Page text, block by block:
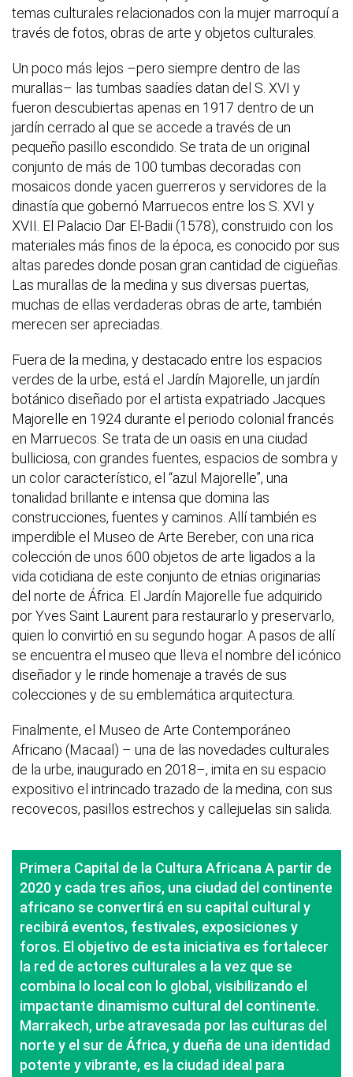
temas culturales relacionados con la mujer marroquí a
través de fotos, obras de arte y objetos culturales.
Un poco más lejos –pero siempre dentro de las
murallas– las tumbas saadíes datan del S. XVI y
fueron descubiertas apenas en 1917 dentro de un
jardín cerrado al que se accede a través de un
pequeño pasillo escondido. Se trata de un original
conjunto de más de 100 tumbas decoradas con
mosaicos donde yacen guerreros y servidores de la
dinastía que gobernó Marruecos entre los S. XVI y
XVII. El Palacio Dar El-Badii (1578), construido con los
materiales más finos de la época, es conocido por sus
altas paredes donde posan gran cantidad de cigüeñas.
Las murallas de la medina y sus diversas puertas,
muchas de ellas verdaderas obras de arte, también
merecen ser apreciadas.
Fuera de la medina, y destacado entre los espacios
verdes de la urbe, está el Jardín Majorelle, un jardín
botánico diseñado por el artista expatriado Jacques
Majorelle en 1924 durante el periodo colonial francés
en Marruecos. Se trata de un oasis en una ciudad
bulliciosa, con grandes fuentes, espacios de sombra y
un color característico, el “azul Majorelle”, una
tonalidad brillante e intensa que domina las
construcciones, fuentes y caminos. Allí también es
imperdible el Museo de Arte Bereber, con una rica
colección de unos 600 objetos de arte ligados a la
vida cotidiana de este conjunto de etnias originarias
del norte de África. El Jardín Majorelle fue adquirido
por Yves Saint Laurent para restaurarlo y preservarlo,
quien lo convirtió en su segundo hogar. A pasos de allí
se encuentra el museo que lleva el nombre del icónico
diseñador y le rinde homenaje a través de sus
colecciones y de su emblemática arquitectura.
Finalmente, el Museo de Arte Contemporáneo
Africano (Macaal) – una de las novedades culturales
de la urbe, inaugurado en 2018–, imita en su espacio
expositivo el intrincado trazado de la medina, con sus
recovecos, pasillos estrechos y callejuelas sin salida.
Primera Capital de la Cultura Africana A partir de
2020 y cada tres años, una ciudad del continente
africano se convertirá en su capital cultural y
recibirá eventos, festivales, exposiciones y
foros. El objetivo de esta iniciativa es fortalecer
la red de actores culturales a la vez que se
combina lo local con lo global, visibilizando el
impactante dinamismo cultural del continente.
Marrakech, urbe atravesada por las culturas del
norte y el sur de África, y dueña de una identidad
potente y vibrante, es la ciudad ideal para